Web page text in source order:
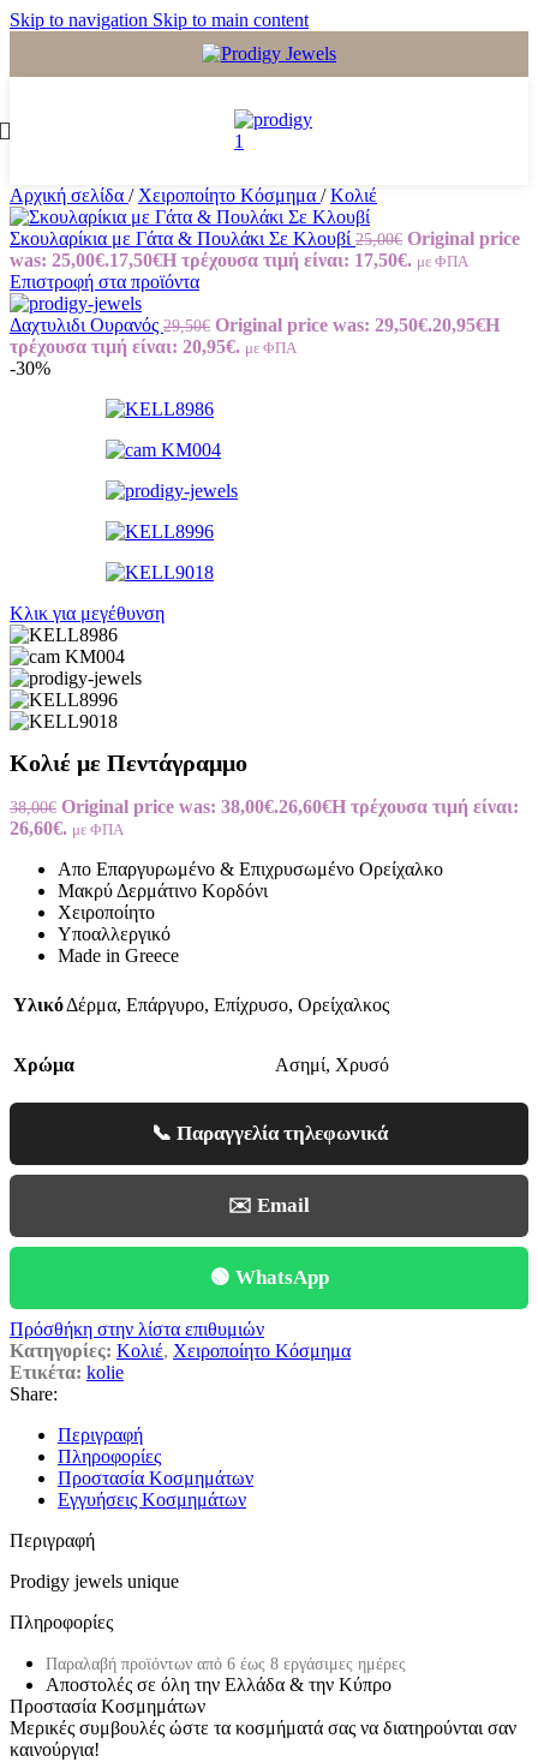
Skip to navigation Skip to main content
Αρχική σελίδα / Χειροποίητο Κόσμημα / Κολιέ
Σκουλαρίκια με Γάτα & Πουλάκι Σε Κλουβί 25,00€ Original price
was: 25,00€.17,50€Η τρέχουσα τιμή είναι: 17,50€. με ΦΠΑ
Επιστροφή στα προϊόντα
Δαχτυλιδι Ουρανός 29,50€ Original price was: 29,50€.20,95€Η
τρέχουσα τιμή είναι: 20,95€. με ΦΠΑ
-30%
Κλικ για μεγέθυνση
Κολιέ με Πεντάγραμμο
38,00€ Original price was: 38,00€.26,60€Η τρέχουσα τιμή είναι:
26,60€. με ΦΠΑ
Απο Επαργυρωμένο & Επιχρυσωμένο Ορείχαλκο
Μακρύ Δερμάτινο Κορδόνι
Χειροποίητο
Υποαλλεργικό
Made in Greece
ΥλικόΔέρμα, Επάργυρο, Επίχρυσο, Ορείχαλκος
Χρώμα Ασημί, Χρυσό
📞 Παραγγελία τηλεφωνικά
✉️ Email
🟢 WhatsApp
Πρόσθήκη στην λίστα επιθυμιών
Κατηγορίες: Κολιέ, Χειροποίητο Κόσμημα
Ετικέτα: kolie
Share:
Περιγραφή
Πληροφορίες
Προστασία Κοσμημάτων
Εγγυήσεις Κοσμημάτων
Περιγραφή
Prodigy jewels unique
Πληροφορίες
Παραλαβή προϊόντων από 6 έως 8 εργάσιμες ημέρες
Αποστολές σε όλη την Ελλάδα & την Κύπρο
Προστασία Κοσμημάτων
Μερικές συμβουλές ώστε τα κοσμήματά σας να διατηρούνται σαν
καινούργια!